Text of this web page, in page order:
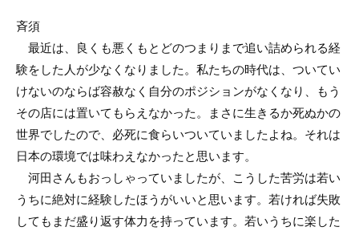
斉須
最近は、良くも悪くもとどのつまりまで追い詰められる経
験をした人が少なくなりました。私たちの時代は、ついてい
けないのならば容赦なく自分のポジションがなくなり、もう
その店には置いてもらえなかった。まさに生きるか死ぬかの
世界でしたので、必死に食らいついていましたよね。それは
日本の環境では味わえなかったと思います。
河田さんもおっしゃっていましたが、こうした苦労は若い
うちに絶対に経験したほうがいいと思います。若ければ失敗
してもまだ盛り返す体力を持っています。若いうちに楽した